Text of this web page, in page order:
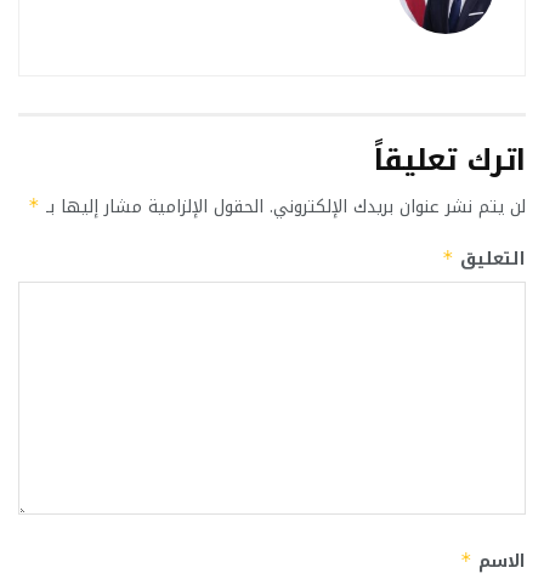
اترك تعليقاً
لن يتم نشر عنوان بريدك الإلكتروني. الحقول الإلزامية مشار إليها بـ *
التعليق *
الاسم *